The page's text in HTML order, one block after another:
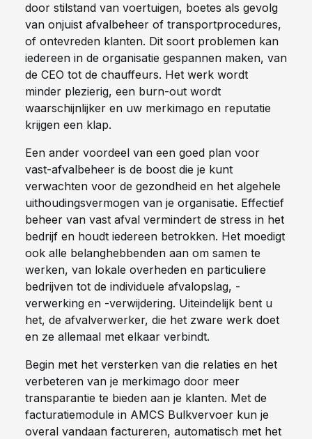
door stilstand van voertuigen, boetes als gevolg
van onjuist afvalbeheer of transportprocedures,
of ontevreden klanten. Dit soort problemen kan
iedereen in de organisatie gespannen maken, van
de CEO tot de chauffeurs. Het werk wordt
minder plezierig, een burn-out wordt
waarschijnlijker en uw merkimago en reputatie
krijgen een klap.
Een ander voordeel van een goed plan voor
vast-afvalbeheer is de boost die je kunt
verwachten voor de gezondheid en het algehele
uithoudingsvermogen van je organisatie. Effectief
beheer van vast afval vermindert de stress in het
bedrijf en houdt iedereen betrokken. Het moedigt
ook alle belanghebbenden aan om samen te
werken, van lokale overheden en particuliere
bedrijven tot de individuele afvalopslag, -
verwerking en -verwijdering. Uiteindelijk bent u
het, de afvalverwerker, die het zware werk doet
en ze allemaal met elkaar verbindt.
Begin met het versterken van die relaties en het
verbeteren van je merkimago door meer
transparantie te bieden aan je klanten. Met de
facturatiemodule in AMCS Bulkvervoer kun je
overal vandaan factureren, automatisch met het